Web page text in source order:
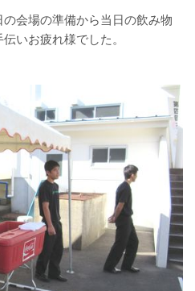
会場の準備から当日の飲み物
いお疲れ様でした。